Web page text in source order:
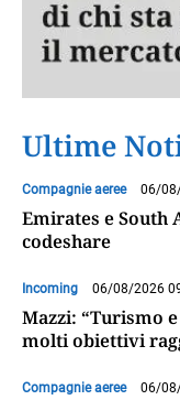
Ultime
Compagnie aeree 06/
Emirates e
codeshare
Incoming 06/08/2026
Mazzi: “Turismo
molti obiettivi
Compagnie aeree 06/